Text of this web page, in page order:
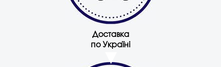
Доставка
по Україні